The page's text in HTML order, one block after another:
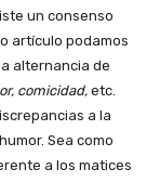
un consenso
artículo podamos
alternancia de
comicidad, etc.
a la
Sea como
a los matices